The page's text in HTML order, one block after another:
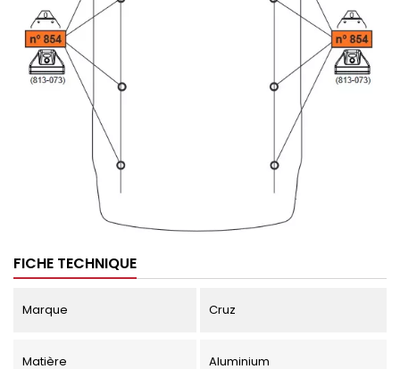
FICHE TECHNIQUE
Marque Cruz
Matière Aluminium